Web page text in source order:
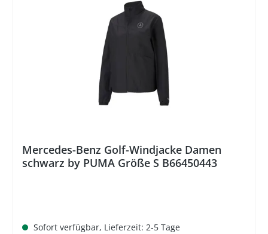
Mercedes-Benz Golf-Windjacke Damen
schwarz by PUMA Größe S B66450443
Sofort verfügbar, Lieferzeit: 2-5 Tage